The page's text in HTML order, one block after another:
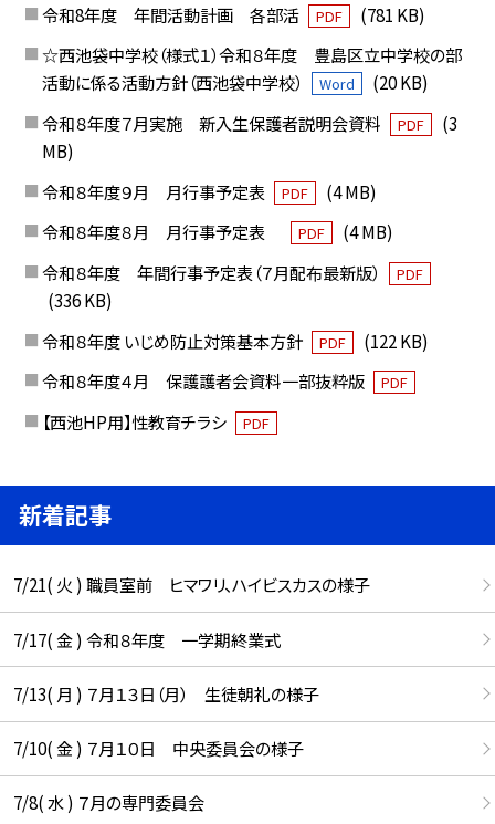
令和8年度 年間活動計画 各部活 PDF
(781 KB)
☆西池袋中学校（様式１）令和８年度 豊島区立中学校の部
活動に係る活動方針（西池袋中学校）
Word
(20 KB)
令和８年度７月実施 新入生保護者説明会資料
PDF
(3
MB)
令和８年度９月 月行事予定表
PDF
(4 MB)
令和８年度８月 月行事予定表
PDF
(4 MB)
令和８年度 年間行事予定表（７月配布最新版）
PDF
(336 KB)
令和８年度 いじめ防止対策基本方針
PDF
(122 KB)
令和８年度４月 保護護者会資料一部抜粋版
PDF
【西池HP用】性教育チラシ PDF
新着記事
7/21( 火 ) 職員室前 ヒマワリ、ハイビスカスの様子
7/17( 金 ) 令和８年度 一学期終業式
7/13( 月 ) ７月１３日（月） 生徒朝礼の様子
7/10( 金 ) ７月１０日 中央委員会の様子
7/8( 水 ) ７月の専門委員会